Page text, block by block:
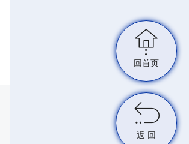

回首页

返 回